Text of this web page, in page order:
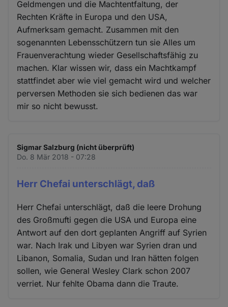
Geldmengen und die Machtentfaltung, der
Rechten Kräfte in Europa und den USA,
Aufmerksam gemacht. Zusammen mit den
sogenannten Lebensschützern tun sie Alles um
Frauenverachtung wieder Gesellschaftsfähig zu
machen. Klar wissen wir, dass ein Machtkampf
stattfindet aber wie viel gemacht wird und welcher
perversen Methoden sie sich bedienen das war
mir so nicht bewusst.
Sigmar Salzburg (nicht überprüft)
Do. 8 Mär 2018 - 07:28
Herr Chefai unterschlägt, daß
Herr Chefai unterschlägt, daß die leere Drohung
des Großmufti gegen die USA und Europa eine
Antwort auf den dort geplanten Angriff auf Syrien
war. Nach Irak und Libyen war Syrien dran und
Libanon, Somalia, Sudan und Iran hätten folgen
sollen, wie General Wesley Clark schon 2007
verriet. Nur fehlte Obama dann die Traute.